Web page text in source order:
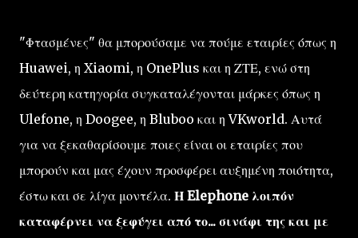
"Φτασμένες" θα μπορούσαμε να πούμε εταιρίες όπως η
Huawei, η Xiaomi, η OnePlus και η ΖΤΕ, ενώ στη
δεύτερη κατηγορία συγκαταλέγονται μάρκες όπως η
Ulefone, η Doogee, η Bluboo και η VKworld. Αυτά
για να ξεκαθαρίσουμε ποιες είναι οι εταιρίες που
μπορούν και μας έχουν προσφέρει αυξημένη ποιότητα,
έστω και σε λίγα μοντέλα. Η Elephone λοιπόν
καταφέρνει να ξεφύγει από το... σινάφι της και με